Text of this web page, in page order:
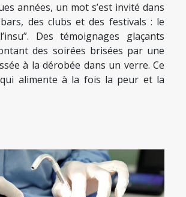
années, un mot s’est invité dans
bars, des clubs et des festivals : le
Des témoignages glaçants
des soirées brisées par une
à la dérobée dans un verre. Ce
alimente à la fois la peur et la